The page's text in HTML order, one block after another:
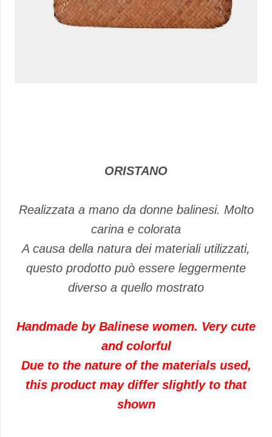
ORISTANO
Realizzata a mano da donne balinesi. Molto
carina e colorata
A causa della natura dei materiali utilizzati,
questo prodotto può essere leggermente
diverso a quello mostrato
Handmade by Balinese women. Very cute
and colorful
Due to the nature of the materials used,
this product may differ slightly to that
shown